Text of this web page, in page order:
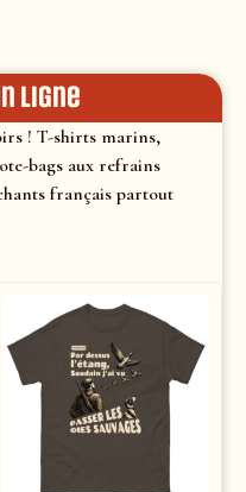
ligne
! T-shirts marins,
bags aux refrains
français partout